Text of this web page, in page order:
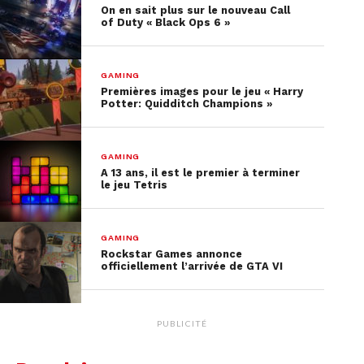
l’issu de son périple, cet homme a rédigé un
manuscrit : le Tractatus de Monstrum. Maintenant
qu’elle possède ce livre, l’exploration du
labyrinthe va pouvoir commencer pour Dronya.
Un périple qui sera grandement facilité par
l’utilisation de cet ouvrage.
On en sait plus sur le nouveau Call
of Duty « Black Ops 6 »
GAMING
Premières images pour le jeu « Harry
Potter: Quidditch Champions »
GAMING
A 13 ans, il est le premier à terminer
le jeu Tetris
GAMING
Rockstar Games annonce
officiellement l’arrivée de GTA VI
PUBLICITÉ